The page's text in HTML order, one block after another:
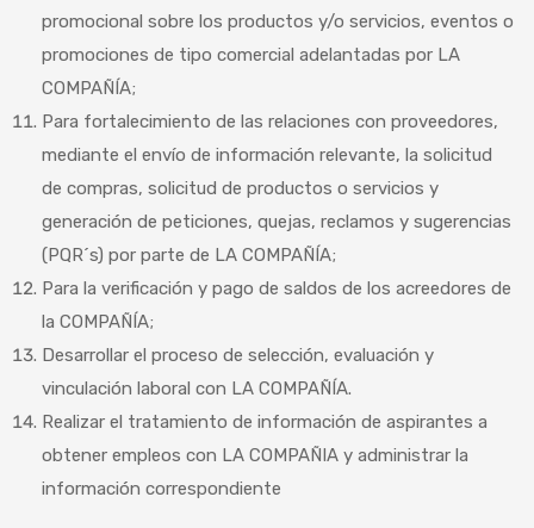
promocional sobre los productos y/o servicios, eventos o
promociones de tipo comercial adelantadas por LA
COMPAÑÍA;
Para fortalecimiento de las relaciones con proveedores,
mediante el envío de información relevante, la solicitud
de compras, solicitud de productos o servicios y
generación de peticiones, quejas, reclamos y sugerencias
(PQR´s) por parte de LA COMPAÑÍA;
Para la verificación y pago de saldos de los acreedores de
la COMPAÑÍA;
Desarrollar el proceso de selección, evaluación y
vinculación laboral con LA COMPAÑÍA.
Realizar el tratamiento de información de aspirantes a
obtener empleos con LA COMPAÑIA y administrar la
información correspondiente